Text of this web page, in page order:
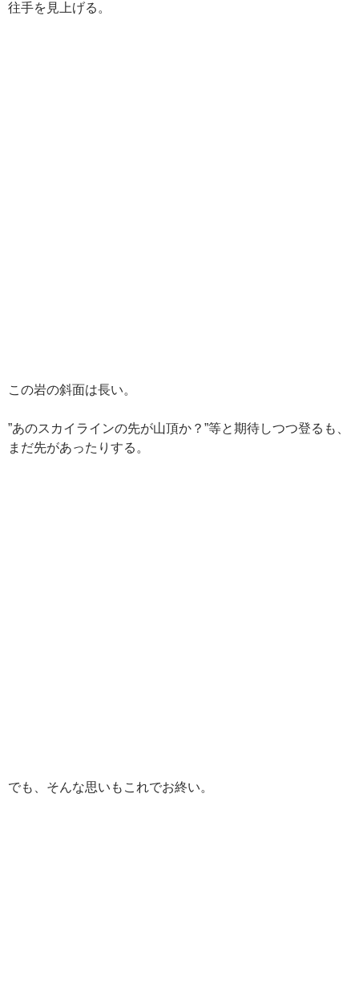
往手を見上げる。
この岩の斜面は長い。
”あのスカイラインの先が山頂か？”等と期待しつつ登るも、
まだ先があったりする。
でも、そんな思いもこれでお終い。